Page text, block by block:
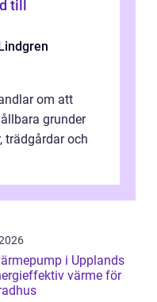
om att
grunder
trädgårdar och
i Upplands
värme för